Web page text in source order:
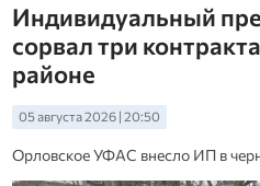
Индивидуальный
сорвал три
районе
05 августа 2026 | 20:50
Орловское УФАС внесло ИП в